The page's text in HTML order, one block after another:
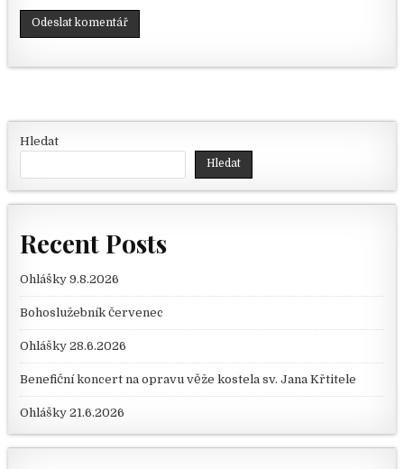
Hledat
Hledat
Recent Posts
Ohlášky 9.8.2026
Bohoslužebník červenec
Ohlášky 28.6.2026
Benefiční koncert na opravu věže kostela sv. Jana Křtitele
Ohlášky 21.6.2026